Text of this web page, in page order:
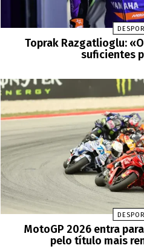
Toprak Razgatlioglu:
suficientes
MotoGP 2026 entra
pelo título mais